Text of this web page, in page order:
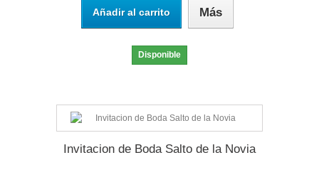
Añadir al carrito Más
Disponible
Invitacion de Boda Salto de la Novia